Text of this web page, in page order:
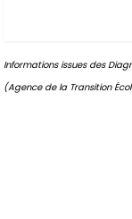
Informations issues des
(Agence de la Transition